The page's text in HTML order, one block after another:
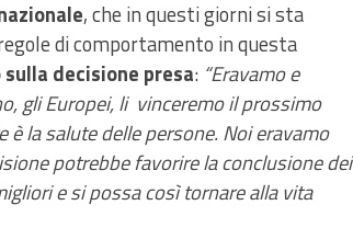
, che in questi giorni si sta
di comportamento in questa
sulla decisione presa: “Eravamo e
gli Europei, li vinceremo il prossimo
la salute delle persone. Noi eravamo
potrebbe favorire la conclusione dei
e si possa cosìtornare alla vita